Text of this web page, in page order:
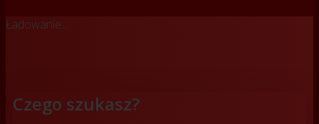
Ładowanie...
Czego szukasz?